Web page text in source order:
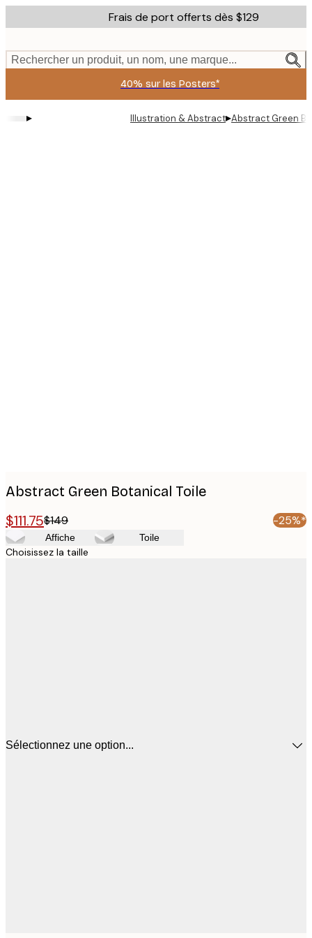
to
content.
Frais de port offerts dès $129
Rechercher un produit, un nom, une marque...
40% sur les Posters*
▸ Illustration & Abstract▸Abstract Green
Abstract Green Botanical Toile
$111.75$149 -25%*
Affiche Toile
Choisissez la taille
Sélectionnez une option...